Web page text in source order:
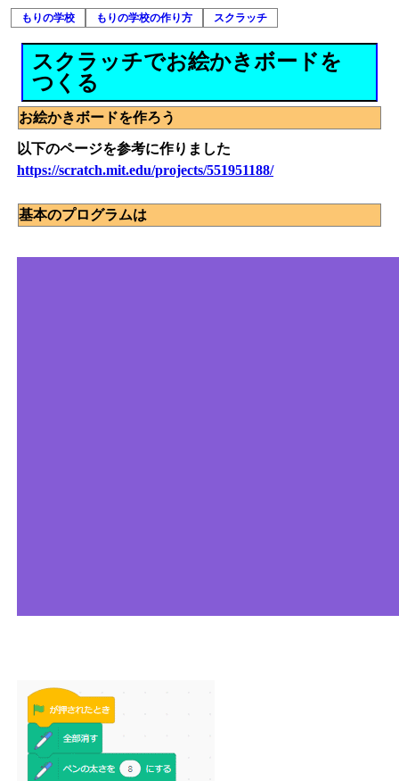
もりの学校 もりの学校の作り方 スクラッチ
スクラッチでお絵かきボードを
つくる
お絵かきボードを作ろう
以下のページを参考に作りました
https://scratch.mit.edu/projects/551951188/
基本のプログラムは